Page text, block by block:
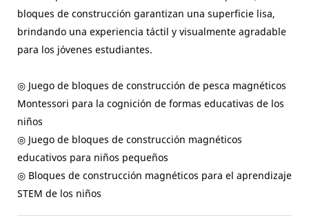
bloques de construcción garantizan una superficie lisa,
brindando una experiencia táctil y visualmente agradable
para los jóvenes estudiantes.
◎ Juego de bloques de construcción de pesca magnéticos
Montessori para la cognición de formas educativas de los
niños
◎ Juego de bloques de construcción magnéticos
educativos para niños pequeños
◎ Bloques de construcción magnéticos para el aprendizaje
STEM de los niños